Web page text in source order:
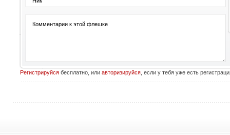
Регистрируйсябесплатно, или авторизируйся, если у тебя уже есть